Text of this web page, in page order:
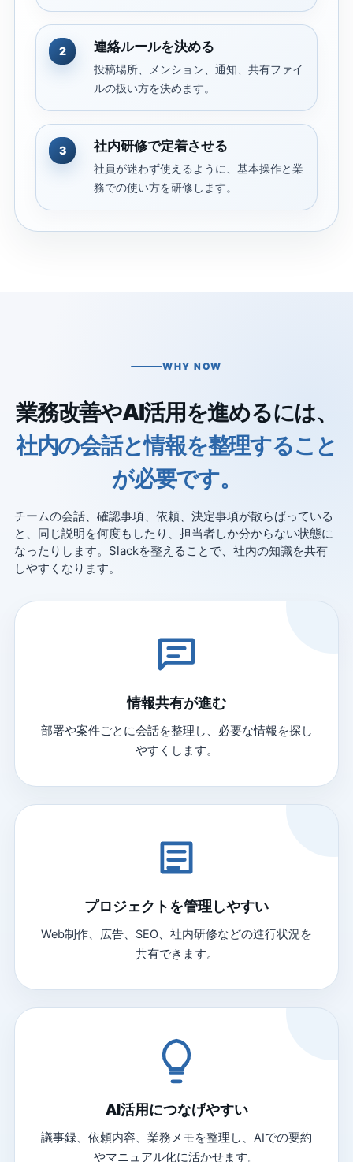
2 連絡ルールを決める
投稿場所、メンション、通知、共有ファイ
ルの扱い方を決めます。
3 社内研修で定着させる
社員が迷わず使えるように、基本操作と業
務での使い方を研修します。
WHY NOW
業務改善やAI活用を進めるには、
社内の会話と情報を整理すること
が必要です。
チームの会話、確認事項、依頼、決定事項が散らばっている
と、同じ説明を何度もしたり、担当者しか分からない状態に
なったりします。Slackを整えることで、社内の知識を共有
しやすくなります。
情報共有が進む
部署や案件ごとに会話を整理し、必要な情報を探し
やすくします。
プロジェクトを管理しやすい
Web制作、広告、SEO、社内研修などの進行状況を
共有できます。
AI活用につなげやすい
議事録、依頼内容、業務メモを整理し、AIでの要約
やマニュアル化に活かせます。